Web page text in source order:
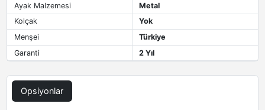
Ayak Malzemesi
Metal
Kolçak
Yok
Menşei
Türkiye
Garanti
2 Yıl
Opsiyonlar